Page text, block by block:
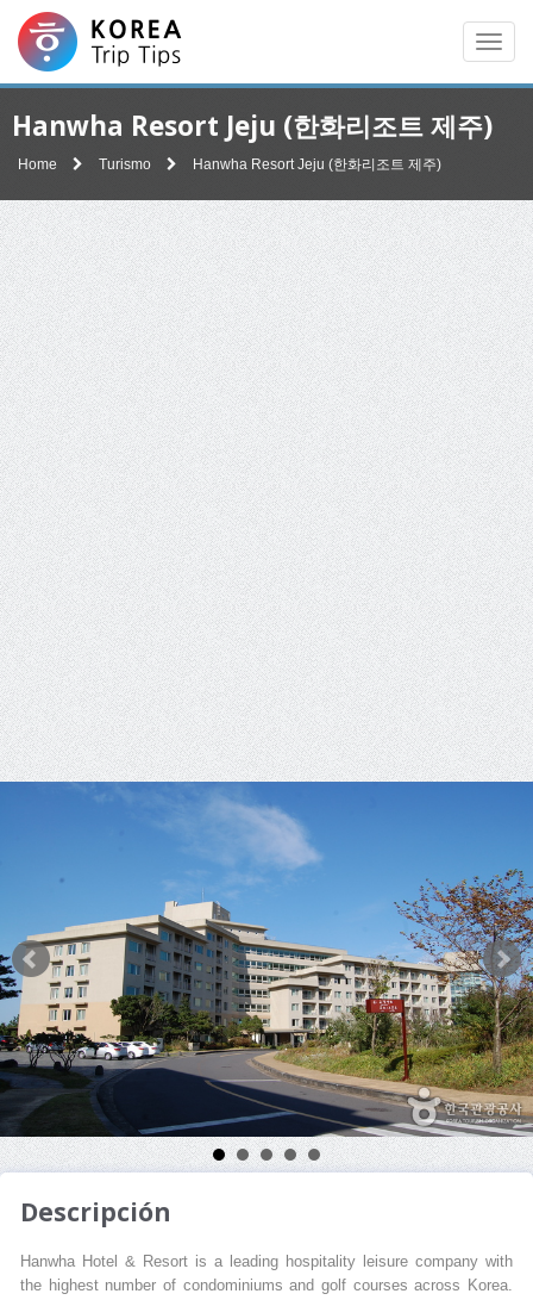
Hanwha Resort Jeju (한화리조트 제주)
Home Turismo Hanwha Resort Jeju (한화리조트 제주)
Descripción
Hanwha Hotel & Resort is a leading hospitality leisure company with
the highest number of condominiums and golf courses across Korea.